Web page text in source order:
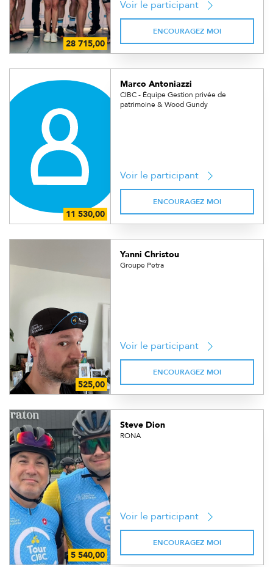
Voir le participant
ENCOURAGEZ MOI
Marco Antoniazzi
CIBC - Équipe Gestion privée de
patrimoine & Wood Gundy
Voir le participant
ENCOURAGEZ MOI
Yanni Christou
Groupe Petra
Voir le participant
ENCOURAGEZ MOI
Steve Dion
RONA
Voir le participant
ENCOURAGEZ MOI